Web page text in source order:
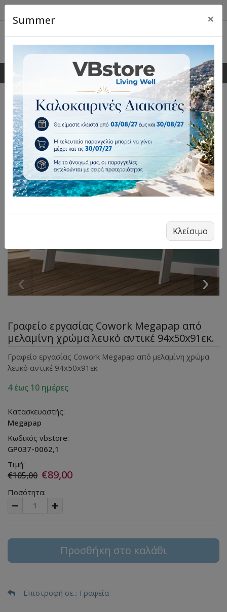
0 0
‹ ›
Γραφείο εργασίας Cowork Megapap από
μελαμίνη χρώμα λευκό αντικέ 94x50x91εκ.
Γραφείο εργασίας Cowork Megapap από μελαμίνη χρώμα
λευκό αντικέ 94x50x91εκ.
4 έως 10 ημέρες
Κατασκευαστής:
Megapap
Κωδικός vbstore:
GP037-0062,1
Τιμή:
€105,00 €89,00
Ποσότητα:
Προσθήκη στο καλάθι
Επιστροφή σε..: Γραφεία
Summer ×
Κλείσιμο